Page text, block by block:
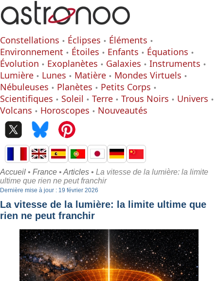
Constellations Éclipses
Éléments
Environnement
Étoiles Enfants
Équations
Évolution
Exoplanètes Galaxies
Instruments
Lumière
Lunes Matière
Mondes Virtuels
Nébuleuses
Planètes
Petits Corps
Scientifiques
Soleil Terre Trous Noirs
Univers
Volcans
Horoscopes Nouveautés
Accueil • France • Articles • La vitesse de la lumière: la limite
ultime que rien ne peut franchir
Dernière mise à jour : 19 février 2026
La vitesse de la lumière: la limite ultime que
rien ne peut franchir